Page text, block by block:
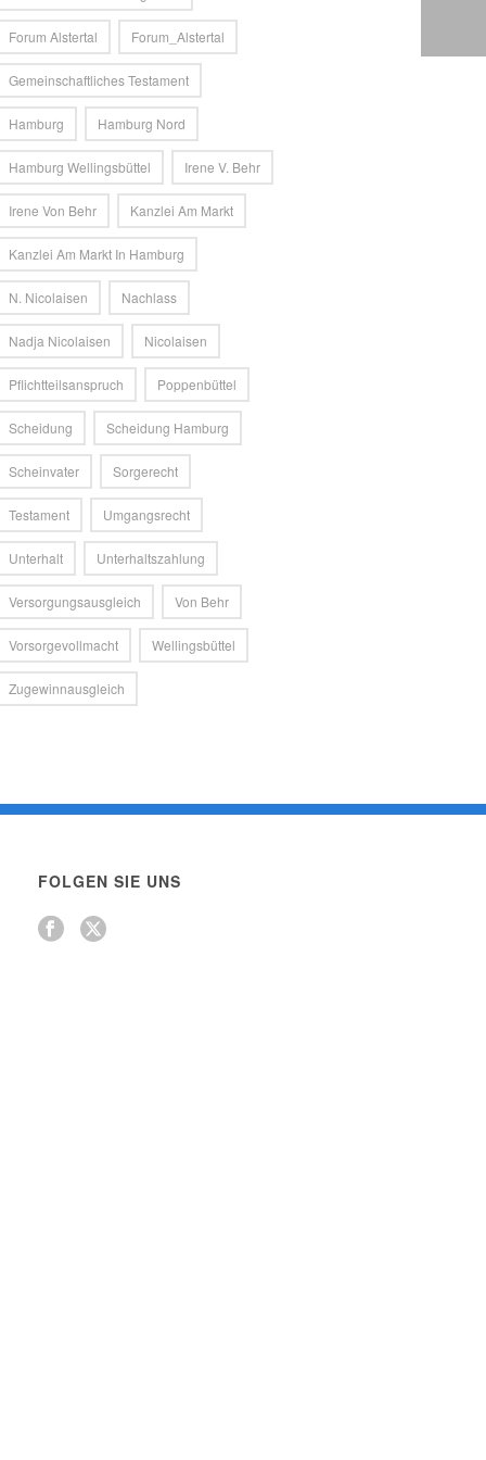
Forum Alstertal Forum_Alstertal
Gemeinschaftliches Testament
Hamburg Hamburg Nord
Hamburg Wellingsbüttel Irene V. Behr
Irene Von Behr Kanzlei Am Markt
Kanzlei Am Markt In Hamburg
N. Nicolaisen Nachlass
Nadja Nicolaisen Nicolaisen
Pflichtteilsanspruch Poppenbüttel
Scheidung Scheidung Hamburg
Scheinvater Sorgerecht
Testament Umgangsrecht
Unterhalt Unterhaltszahlung
Versorgungsausgleich Von Behr
Vorsorgevollmacht Wellingsbüttel
Zugewinnausgleich
FOLGEN SIE UNS